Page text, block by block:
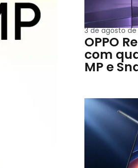
3 de agosto de
OPPO
com
MP e